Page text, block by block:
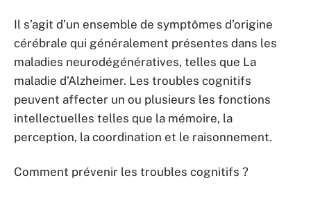
Il s’agit d’un ensemble de symptômes d’origine
cérébrale qui généralement présentes dans les
maladies neurodégénératives, telles que La
maladie d’Alzheimer. Les troubles cognitifs
peuvent affecter un ou plusieurs les fonctions
intellectuelles telles que la mémoire, la
perception, la coordination et le raisonnement.
Comment prévenir les troubles cognitifs ?